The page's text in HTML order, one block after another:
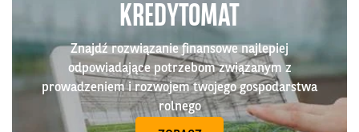
KREDYTOMAT
Znajdź rozwiązanie finansowe najlepiej
odpowiadające potrzebom związanym z
prowadzeniem i rozwojem twojego gospodarstwa
rolnego